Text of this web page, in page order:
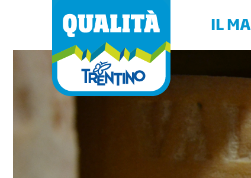
IL
Perchè
Disciplinari
Elenco
Richiedi il